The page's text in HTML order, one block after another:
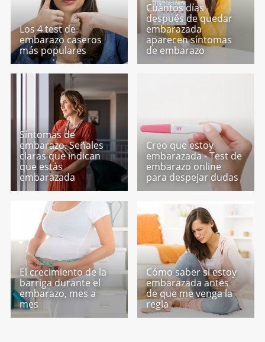
Los 4 test de
embarazo caseros
más populares
Cuántos días
después de quedar
embarazada
aparecen síntomas
de embarazo
Síntomas de
embarazo. Señales
claras que indican
que estás
embarazada
Creo que estoy
embarazada - Test de
embarazo online
para despejar dudas
El crecimiento de la
barriga durante el
embarazo, mes a
mes
Cómo saber si estoy
embarazada antes
de que me venga la
regla